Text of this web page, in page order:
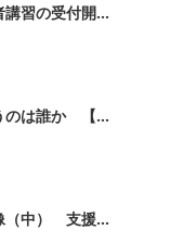
習の受付開...
のは誰か 【...
（中） 支援...